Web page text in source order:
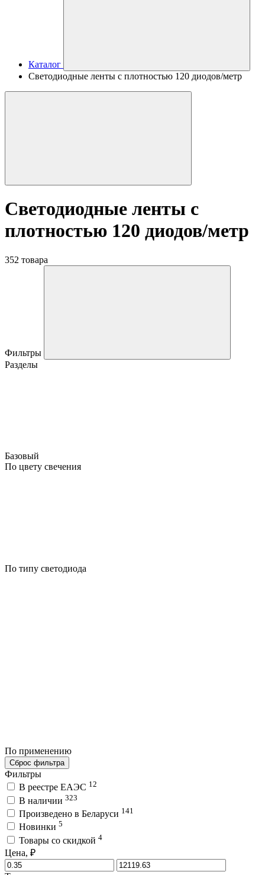
Каталог
Светодиодные ленты с плотностью 120 диодов/метр
Светодиодные ленты с
плотностью 120 диодов/метр
352 товара
Фильтры
Разделы
Базовый
По цвету свечения
По типу светодиода
По применению
Сброс фильтра
Фильтры
В реестре ЕАЭС 12
В наличии 323
Произведено в Беларуси 141
Новинки 5
Товары со скидкой 4
Цена, ₽